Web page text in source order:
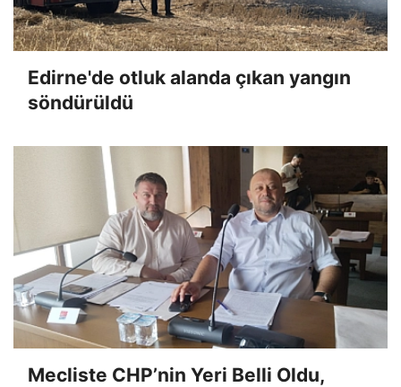
Edirne'de otluk alanda çıkan yangın
söndürüldü
Mecliste CHP’nin Yeri Belli Oldu,